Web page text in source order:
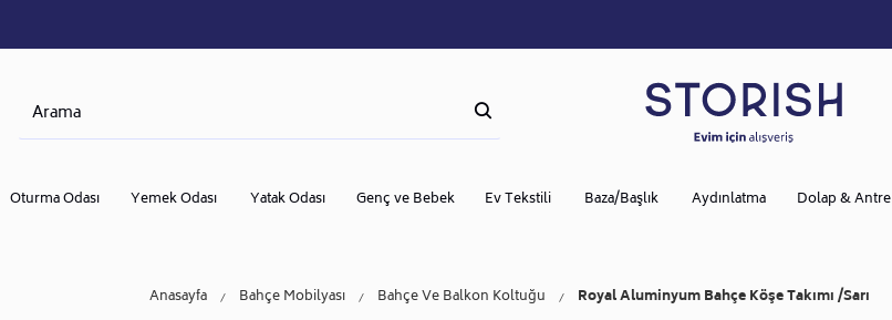
Oturma Odası Yemek Odası Yatak Odası Genç ve Bebek Ev Tekstili Baza/Başlık Aydınlatma Dolap & Antre
Anasayfa Bahçe Mobilyası Bahçe Ve Balkon Koltuğu Royal Aluminyum Bahçe Köşe Takımı /Sarı